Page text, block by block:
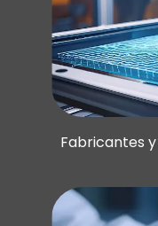
Fabricantes